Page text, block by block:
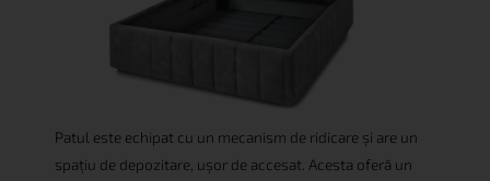
Patul este echipat cu un mecanism de ridicare și are un
spațiu de depozitare, ușor de accesat. Acesta oferă un